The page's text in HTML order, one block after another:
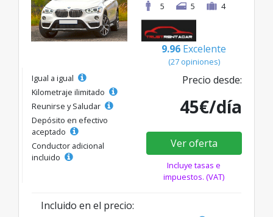
5
5 4
9.96 Excelente
(27 opiniones)
Igual a igual
Kilometraje ilimitado
Reunirse y Saludar
Depósito en efectivo
aceptado
Conductor adicional
incluido
Precio desde:
45€/día
Ver oferta
Incluye tasas e
impuestos. (VAT)
Incluido en el precio: